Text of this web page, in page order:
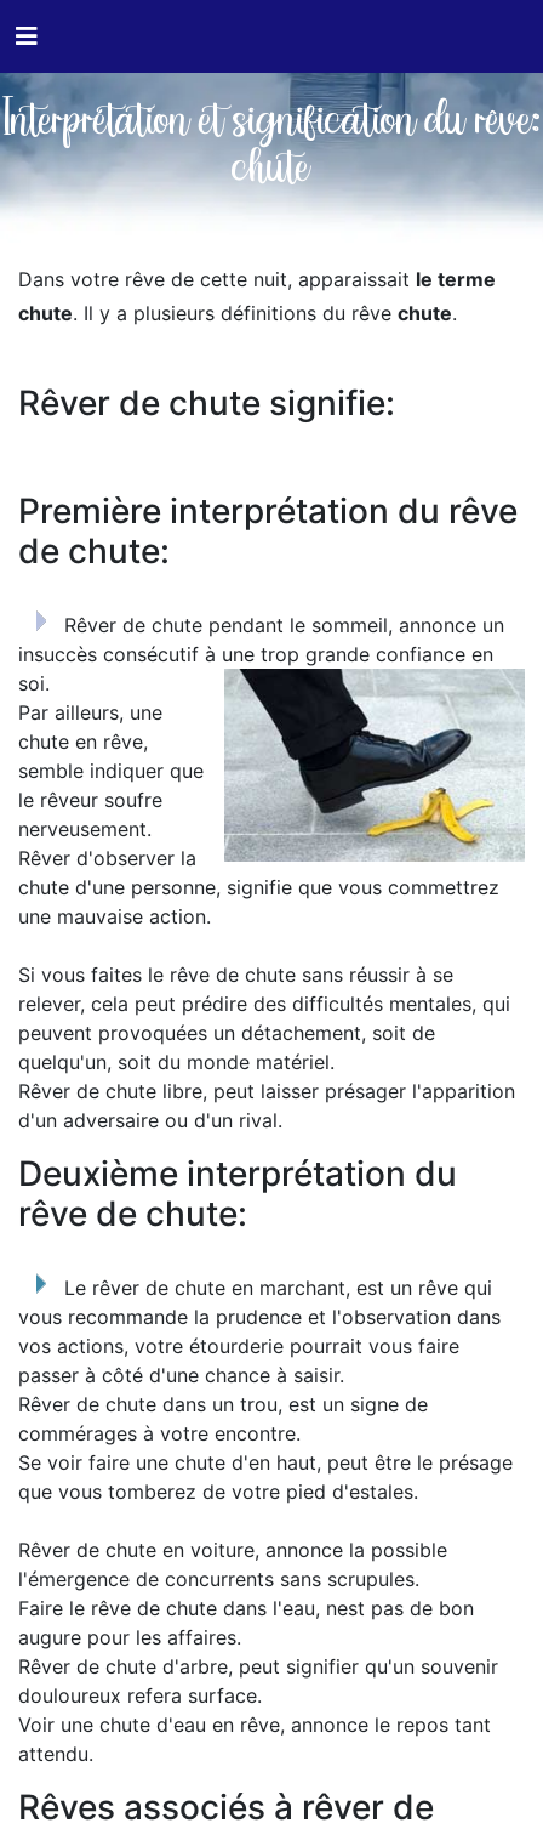
Interprétation et signification du rêve:
chute
Dans votre rêve de cette nuit, apparaissait le terme
chute. Il y a plusieurs définitions du rêve chute.
Rêver de chute signifie:
Première interprétation du rêve
de chute:
Rêver de chute pendant le sommeil, annonce un
insuccès consécutif à une trop grande confiance en
soi.
Par ailleurs, une
chute en rêve,
semble indiquer que
le rêveur soufre
nerveusement.
Rêver d'observer la
chute d'une personne, signifie que vous commettrez
une mauvaise action.
Si vous faites le rêve de chute sans réussir à se
relever, cela peut prédire des difficultés mentales, qui
peuvent provoquées un détachement, soit de
quelqu'un, soit du monde matériel.
Rêver de chute libre, peut laisser présager l'apparition
d'un adversaire ou d'un rival.
Deuxième interprétation du
rêve de chute:
Le rêver de chute en marchant, est un rêve qui
vous recommande la prudence et l'observation dans
vos actions, votre étourderie pourrait vous faire
passer à côté d'une chance à saisir.
Rêver de chute dans un trou, est un signe de
commérages à votre encontre.
Se voir faire une chute d'en haut, peut être le présage
que vous tomberez de votre pied d'estales.
Rêver de chute en voiture, annonce la possible
l'émergence de concurrents sans scrupules.
Faire le rêve de chute dans l'eau, nest pas de bon
augure pour les affaires.
Rêver de chute d'arbre, peut signifier qu'un souvenir
douloureux refera surface.
Voir une chute d'eau en rêve, annonce le repos tant
attendu.
Rêves associés à rêver de